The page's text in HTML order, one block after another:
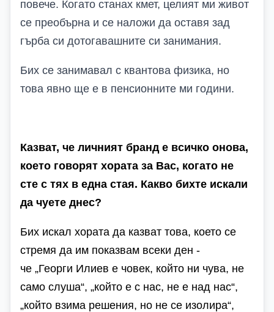
повече. Когато станах кмет, целият ми живот
се преобърна и се наложи да оставя зад
гърба си дотогавашните си занимания.
Бих се занимавал с квантова физика, но
това явно ще е в пенсионните ми години.
Казват, че личният бранд е всичко онова,
което говорят хората за Вас, когато не
сте с тях в една стая. Какво бихте искали
да чуете днес?
Бих искал хората да казват това, което се
стремя да им показвам всеки ден -
че „Георги Илиев е човек, който ни чува, не
само слуша“, „който е с нас, не е над нас“,
„който взима решения, но не се изолира“,